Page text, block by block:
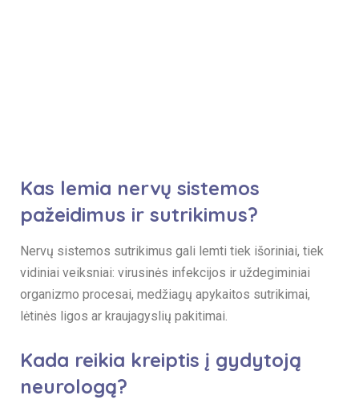
Kas lemia nervų sistemos
pažeidimus ir sutrikimus?
Nervų sistemos sutrikimus gali lemti tiek išoriniai, tiek
vidiniai veiksniai: virusinės infekcijos ir uždegiminiai
organizmo procesai, medžiagų apykaitos sutrikimai,
lėtinės ligos ar kraujagyslių pakitimai.
Kada reikia kreiptis į gydytoją
neurologą?